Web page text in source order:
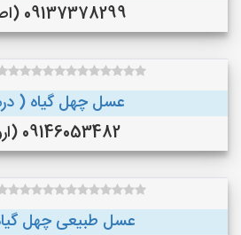
09137378299 (اصفهان)
عسل چهل گیاه (
09146053482 (ارومیه)
عسل طبیعی چهل